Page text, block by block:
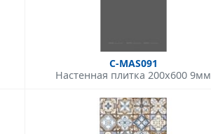
C-MAS091
Настенная плитка 200x600 9мм